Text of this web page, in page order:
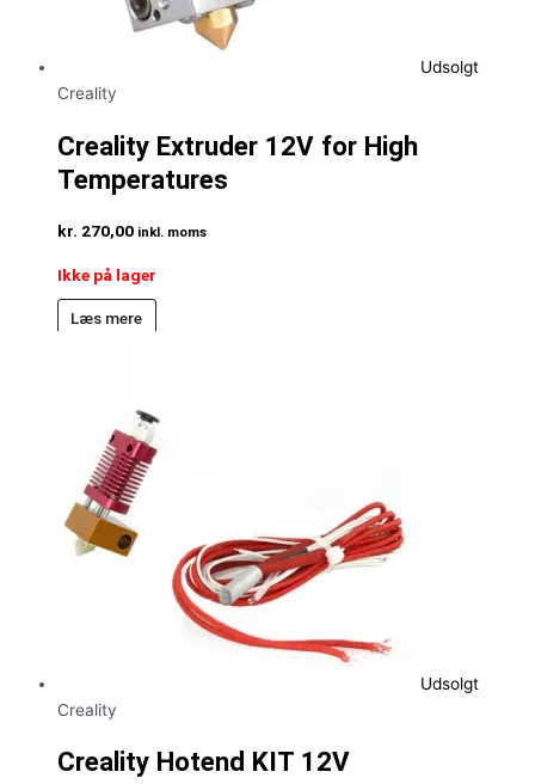
Udsolgt
Creality
Creality Extruder 12V for High
Temperatures
kr. 270,00 inkl. moms
Ikke på lager
Læs mere
Udsolgt
Creality
Creality Hotend KIT 12V